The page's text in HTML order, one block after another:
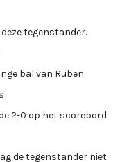
tegenstander.
bal van Ruben
2-0 op het scorebord
de tegenstander niet